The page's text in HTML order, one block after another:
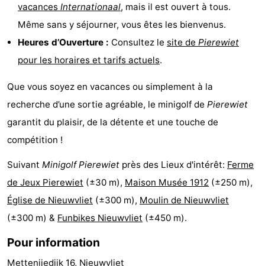
Moulins
Points
vue
Attractions
Croisières
Terrains
de
-
Aires
jeux
-
Parcours
Centres
vacances Internationaal, mais il est ouvert à tous.
Même sans y séjourner, vous êtes les bienvenus.
Heures d’Ouverture : Consultez le site de Pierewiet
pour les horaires et tarifs actuels.
Que vous soyez en vacances ou simplement à la
recherche d’une sortie agréable, le minigolf de Pierewiet
garantit du plaisir, de la détente et une touche de
compétition !
Suivant Minigolf Pierewiet près des Lieux d'intérêt: Ferme
de Jeux Pierewiet (±30 m), Maison Musée 1912 (±250 m),
Église de Nieuwvliet (±300 m), Moulin de Nieuwvliet
(±300 m) & Funbikes Nieuwvliet (±450 m).
Pour information
Mettenijedijk 16, Nieuwvliet